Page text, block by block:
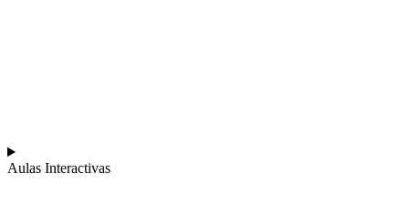
Aulas Interactivas